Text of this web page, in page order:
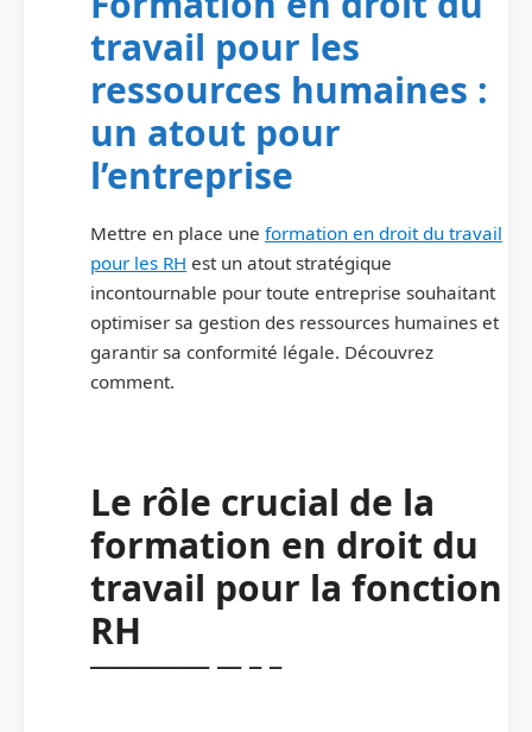
travail pour les
ressources humaines :
un atout pour
l’entreprise
Mettre en place une formation en droit du travail
pour les RH est un atout stratégique
incontournable pour toute entreprise souhaitant
optimiser sa gestion des ressources humaines et
garantir sa conformité légale. Découvrez
comment.
Le rôle crucial de la
formation en droit du
travail pour la fonction
RH